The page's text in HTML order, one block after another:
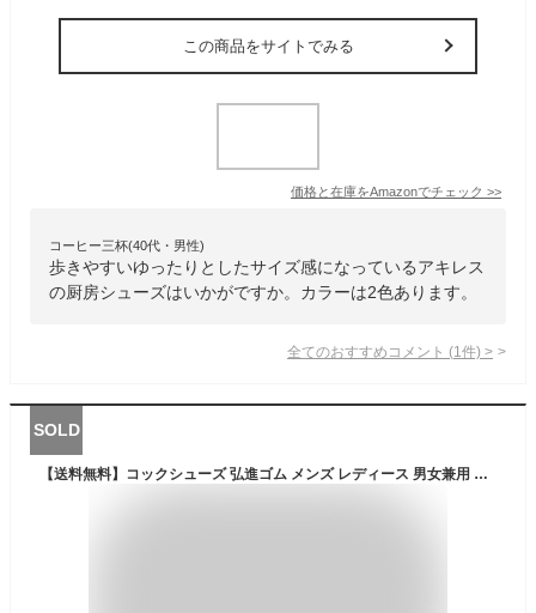
この商品をサイトでみる
価格と在庫をAmazonでチェック >>
コーヒー三杯(40代・男性)
歩きやすいゆったりとしたサイズ感になっているアキレス
の厨房シューズはいかがですか。カラーは2色あります。
全てのおすすめコメント (1 件) >
SOLD
【送料無料】コックシューズ 弘進ゴム メンズ レディース 男女兼用 シェフメイト a-100 防滑 耐油 滑りにくい 厨房 調理 レストラン 居酒屋【ご自宅配送限定】‥